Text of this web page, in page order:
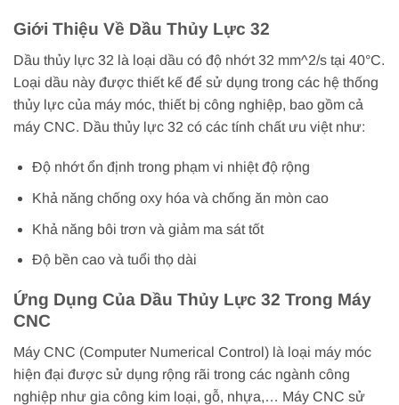
Giới Thiệu Về Dầu Thủy Lực 32
Dầu thủy lực 32 là loại dầu có độ nhớt 32 mm^2/s tại 40°C.
Loại dầu này được thiết kế để sử dụng trong các hệ thống
thủy lực của máy móc, thiết bị công nghiệp, bao gồm cả
máy CNC. Dầu thủy lực 32 có các tính chất ưu việt như:
Độ nhớt ổn định trong phạm vi nhiệt độ rộng
Khả năng chống oxy hóa và chống ăn mòn cao
Khả năng bôi trơn và giảm ma sát tốt
Độ bền cao và tuổi thọ dài
Ứng Dụng Của Dầu Thủy Lực 32 Trong Máy
CNC
Máy CNC (Computer Numerical Control) là loại máy móc
hiện đại được sử dụng rộng rãi trong các ngành công
nghiệp như gia công kim loại, gỗ, nhựa,… Máy CNC sử